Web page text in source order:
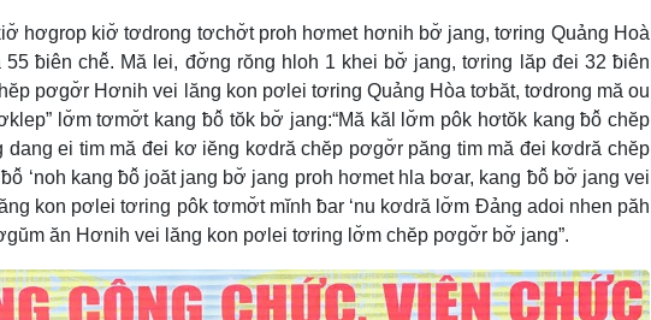
hơgrop kiơ̆ tơdrong tơchơ̆t proh hơmet hơnih bơ̆ jang, tơring Quảng Hoà
ƀiên chê̆. Mă lei, đơ̆ng rŏng hloh 1 khei bơ̆ jang, tơring lăp đei 32 ƀiên
pơgơ̆r Hơnih vei lăng kon pơlei tơring Quảng Hòa tơbăt, tơdrong mă ou
lơ̆m tơmơ̆t kang ƀô̆ tŏk bơ̆ jang:“Mă kăl lơ̆m pôk hơtŏk kang ƀô̆ chĕp
ei tim mă đei kơ iĕng kơdră chĕp pơgơ̆r păng tim mă đei kơdră chĕp
‘noh kang ƀô̆ joăt jang bơ̆ jang proh hơmet hla bơar, kang ƀô̆ bơ̆ jang vei
kon pơlei tơring pôk tơmơ̆t mĭnh ƀar ‘nu kơdră lơ̆m Đảng adoi nhen păh
ăn Hơnih vei lăng kon pơlei tơring lơ̆m chĕp pơgơ̆r bơ̆ jang”.